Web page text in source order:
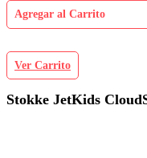
Agregar al Carrito
Ver Carrito
Stokke JetKids